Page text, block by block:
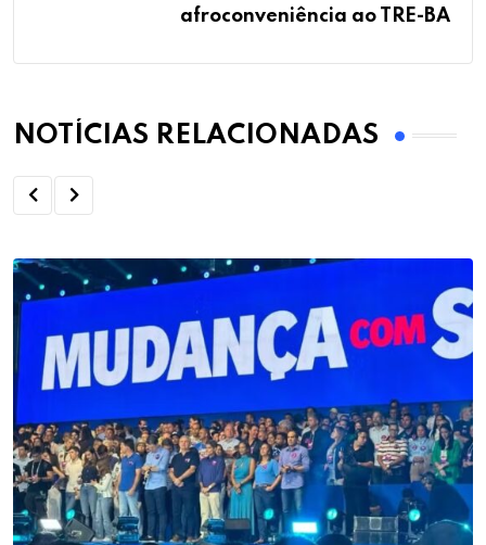
afroconveniência ao TRE-BA
NOTÍCIAS RELACIONADAS